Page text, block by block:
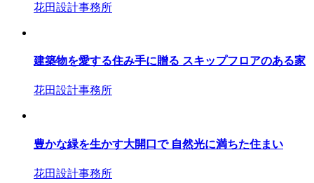
花田設計事務所
建築物を愛する住み手に贈る スキップフロアのある家
花田設計事務所
豊かな緑を生かす大開口で 自然光に満ちた住まい
花田設計事務所